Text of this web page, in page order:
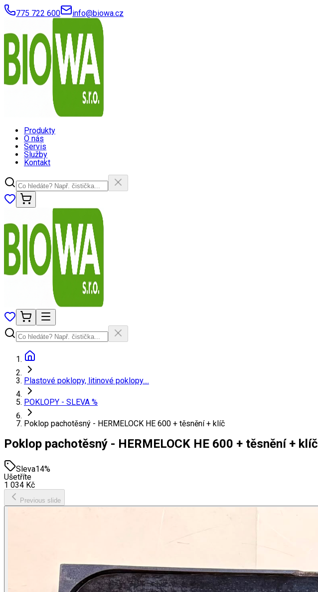
775 722 600 info@biowa.cz
Produkty
O nás
Servis
Služby
Kontakt
Plastové poklopy, litinové poklopy....
POKLOPY - SLEVA %
Poklop pachotěsný - HERMELOCK HE 600 + těsnění + klíč
Poklop pachotěsný - HERMELOCK HE 600 + těsnění + klíč
Sleva14%
Ušetříte
1 034 Kč
Previous slide